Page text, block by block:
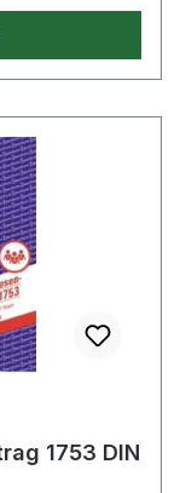
sind einfach
1753 DIN